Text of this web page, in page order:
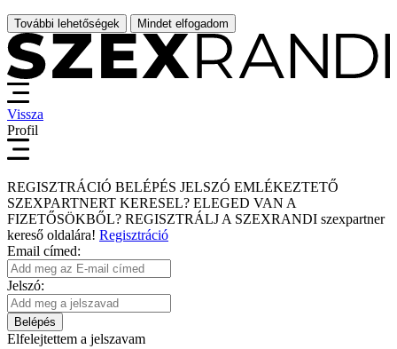
További lehetőségek Mindet elfogadom
Vissza
Profil
REGISZTRÁCIÓ BELÉPÉS JELSZÓ EMLÉKEZTETŐ
SZEXPARTNERT KERESEL? ELEGED VAN A
FIZETŐSÖKBŐL? REGISZTRÁLJ A SZEXRANDI szexpartner
kereső oldalára! Regisztráció
Email címed:
Jelszó:
Belépés
Elfelejtettem a jelszavam